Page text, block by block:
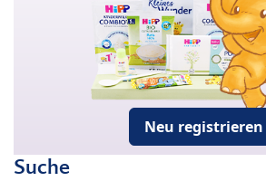
Neu registrieren
Suche